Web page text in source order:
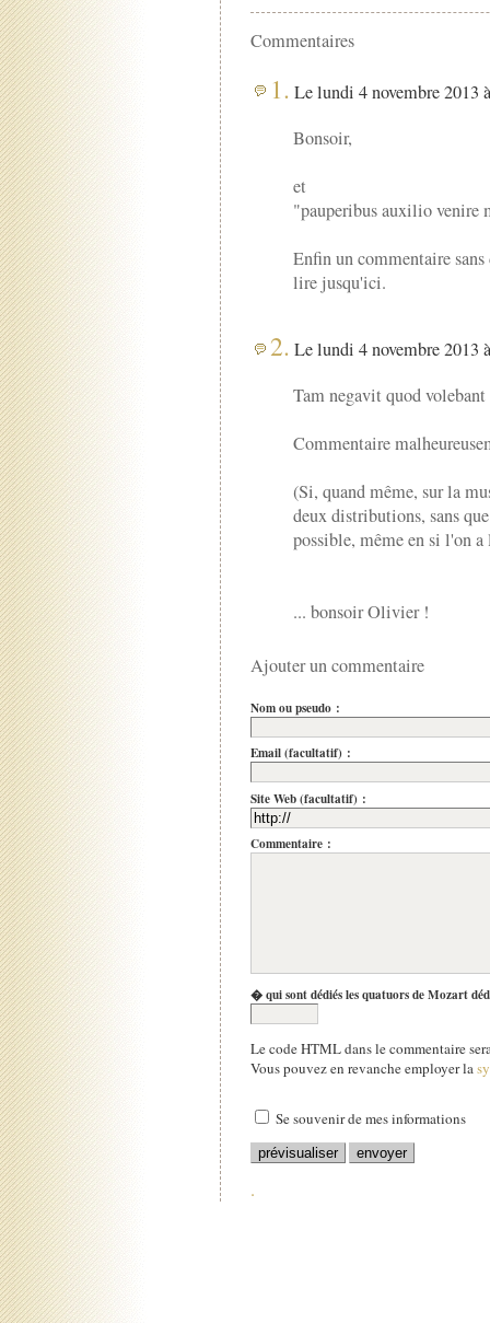
Commentaires
1. Le lundi 4 novembre 2013
Bonsoir,
et
"pauperibus auxilio venire
Enfin un commentaire
lire jusqu'ici.
2. Le lundi 4 novembre 2013
Tam negavit quod volebant
Commentaire
(Si, quand même, sur la
deux distributions, sans
possible, même en si l'on
... bonsoir Olivier !
Ajouter un commentaire
Nom ou pseudo :
Email (facultatif) :
Site Web (facultatif) :
Commentaire :
� qui sont dédiés les quatuors de Mozart
Le code HTML dans le commentaire
Vous pouvez en revanche employer la
Se souvenir de mes informations
.